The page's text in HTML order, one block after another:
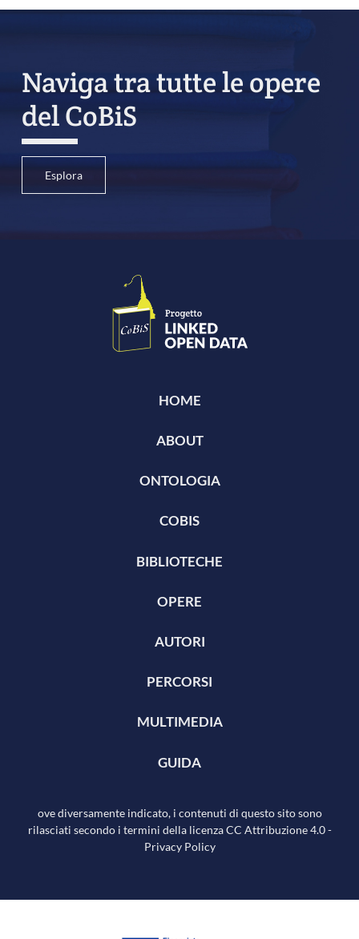
Naviga tra tutte le opere
del CoBiS
Esplora
HOME
ABOUT
ONTOLOGIA
COBIS
BIBLIOTECHE
OPERE
AUTORI
PERCORSI
MULTIMEDIA
GUIDA
ove diversamente indicato, i contenuti di questo sito sono
rilasciati secondo i termini della licenza CC Attribuzione 4.0-
Privacy Policy